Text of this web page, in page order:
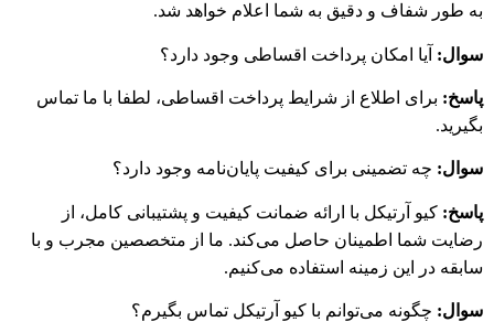
به طور شفاف و دقیق به شما اعلام خواهد شد.
سوال: آیا امکان پرداخت اقساطی وجود دارد؟
پاسخ: برای اطلاع از شرایط پرداخت اقساطی، لطفا با ما تماس
بگیرید.
سوال: چه تضمینی برای کیفیت پایان‌نامه وجود دارد؟
پاسخ: کیو آرتیکل با ارائه ضمانت کیفیت و پشتیبانی کامل، از
رضایت شما اطمینان حاصل می‌کند. ما از متخصصین مجرب و با
سابقه در این زمینه استفاده می‌کنیم.
سوال: چگونه می‌توانم با کیو آرتیکل تماس بگیرم؟